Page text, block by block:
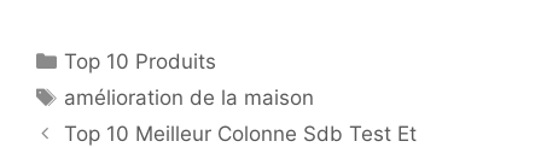
Top 10 Produits
amélioration de la maison
Top 10 Meilleur Colonne Sdb Test Et